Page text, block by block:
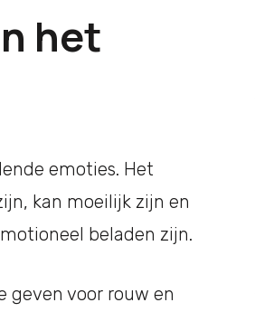
het
emoties. Het
kan moeilijk zijn en
beladen zijn.
geven voor rouw en